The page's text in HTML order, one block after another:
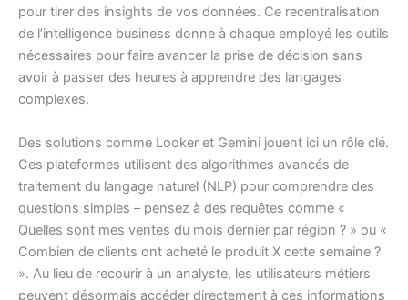
pour tirer des insights de vos données. Ce recentralisation
de l’intelligence business donne à chaque employé les outils
nécessaires pour faire avancer la prise de décision sans
avoir à passer des heures à apprendre des langages
complexes.
Des solutions comme Looker et Gemini jouent ici un rôle clé.
Ces plateformes utilisent des algorithmes avancés de
traitement du langage naturel (NLP) pour comprendre des
questions simples – pensez à des requêtes comme «
Quelles sont mes ventes du mois dernier par région ? » ou «
Combien de clients ont acheté le produit X cette semaine ?
». Au lieu de recourir à un analyste, les utilisateurs métiers
peuvent désormais accéder directement à ces informations